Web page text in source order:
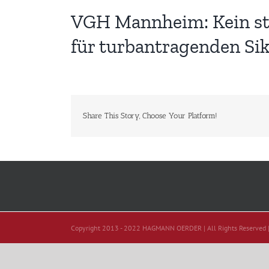
VGH Mannheim: Kein
für turbantragenden
Share This Story, Choose Your Platform!
Copyright 2013 - 2022 HAGMANN OERDER | All Rights Reserved |